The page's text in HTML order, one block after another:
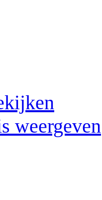
weergeven